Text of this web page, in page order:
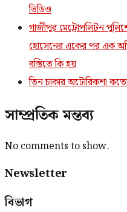
ভিডিও
গাজীপুর মেট্রোপলিটন
হোসেনের একের পর এক
বস্তিতে কি হয়
তিন চাকার অটোরিকশা
সাম্প্রতিক মন্তব্য
No comments to show.
Newsletter
বিভাগ